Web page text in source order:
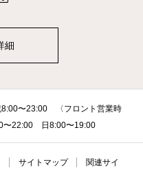
細
8:00〜23:00 〈フロント営業時
〜22:00 日8:00〜19:00
サイトマップ
関連サイ